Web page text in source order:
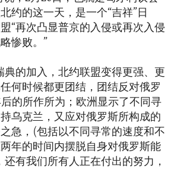
约的这一天，是一个“吉祥”日
“再次凸显普京的入侵或再次入侵
惨败。”
典的加入，北约联盟变得更强、更
何时候都更团结，团结反对俄罗
的所作所为；欧洲显示了不同寻
乌克兰，又应对俄罗斯所构成的
急，(包括以不同寻常的速度和不
年的时间内摆脱自身对俄罗斯能
有我们所有人正在付出的努力，